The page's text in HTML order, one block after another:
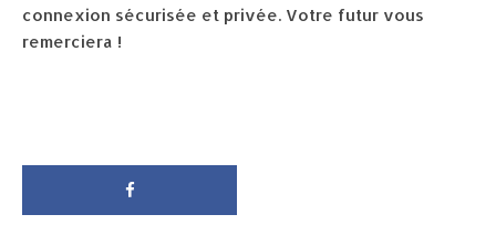
connexion sécurisée et privée. Votre futur vous
remerciera !